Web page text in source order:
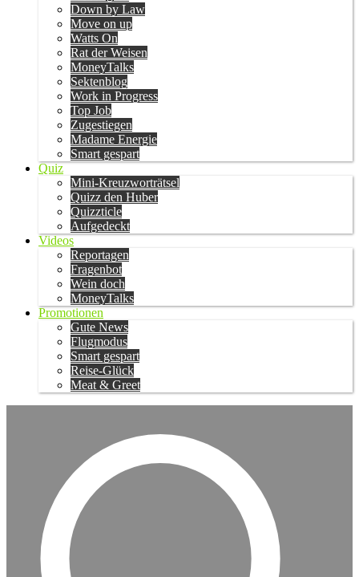
Down by Law
Move on up
Watts On
Rat der Weisen
MoneyTalks
Sektenblog
Work in Progress
Top Job
Zugestiegen
Madame Energie
Smart gespart
Quiz
Mini-Kreuzworträtsel
Quizz den Huber
Quizzticle
Aufgedeckt
Videos
Reportagen
Fragenbot
Wein doch
MoneyTalks
Promotionen
Gute News
Flugmodus
Smart gespart
Reise-Glück
Meat & Greet